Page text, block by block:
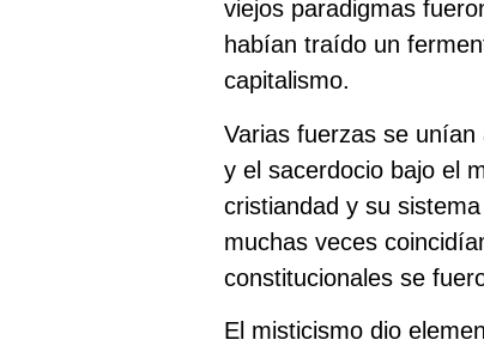
viejos paradigmas
habían traído un
capitalismo.
Varias fuerzas se
y el sacerdocio bajo el
cristiandad y su
muchas veces
constitucionales se
El misticismo dio